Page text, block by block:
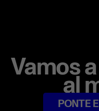
Vamos
al
PONTE